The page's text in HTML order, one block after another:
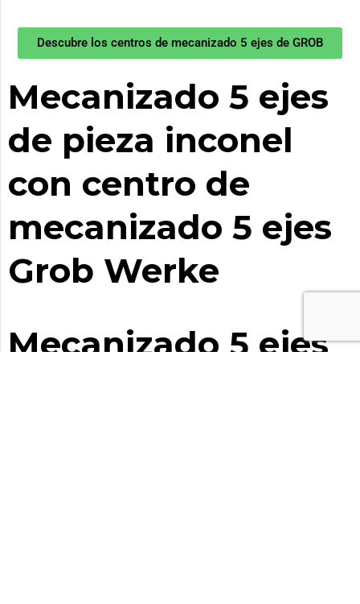
Descubre los centros de mecanizado 5 ejes de GROB
Mecanizado 5 ejes
de pieza inconel
con centro de
mecanizado 5 ejes
Grob Werke
Mecanizado 5 ejes